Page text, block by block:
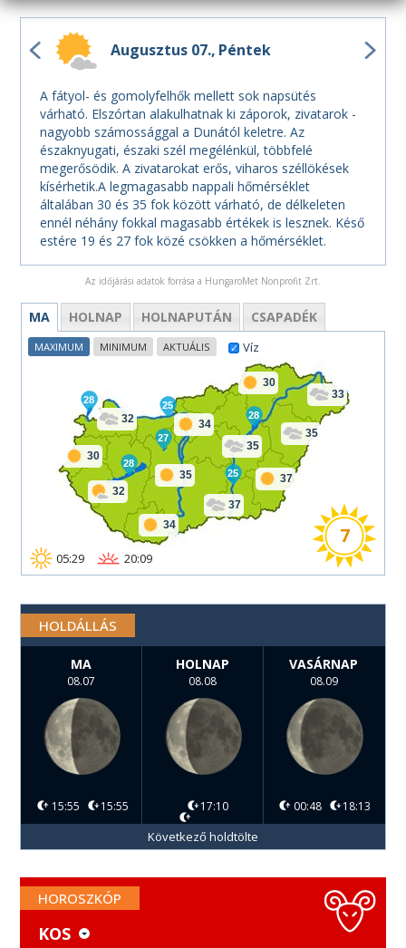
Augusztus 07. Péntek
A fátyol- és gomolyfelhők mellett sok napsütés
várható. Elszórtan alakulhatnak ki záporok, zivatarok -
nagyobb számossággal a Dunától keletre. Az
északnyugati, északi szél megélénkül, többfelé
megerősödik. A zivatarokat erős, viharos széllökések
kísérhetik.A legmagasabb nappali hőmérséklet
általában 30 és 35 fok között várható, de délkeleten
ennél néhány fokkal magasabb értékek is lesznek. Késő
estére 19 és 27 fok közé csökken a hőmérséklet.
Az időjárási adatok forrása a HungaroMet Nonprofit Zrt.
MA HOLNAP HOLNAPUTÁN CSAPADÉK
32
30
32
35
34
37
35
34
30
37
35
33
28
28
27
25
25
28
05:29 20:09
7
Víz
MAXIMUM MINIMUM AKTUÁLIS
HOLDÁLLÁS
MA
08.07
15:55 15:55
HOLNAP
08.08
17:10
VASÁRNAP
08.09
00:48 18:13
Következő holdtölte
HOROSZKÓP
KOS